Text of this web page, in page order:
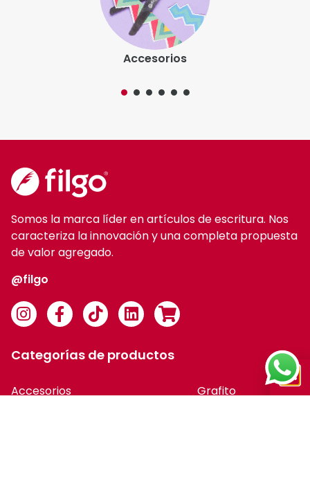
Accesorios
Somos la marca líder en artículos de escritura. Nos
caracteriza la innovación y una completa propuesta
de valor agregado.
@filgo
Categorías de productos
Accesorios
Grafito